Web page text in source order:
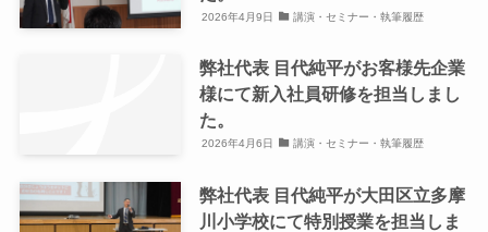
2026年4月9日 講演・セミナー・執筆履歴
弊社代表 目代純平がお客様先企業
様にて新入社員研修を担当しまし
た。
2026年4月6日 講演・セミナー・執筆履歴
弊社代表 目代純平が大田区立多摩
川小学校にて特別授業を担当しま